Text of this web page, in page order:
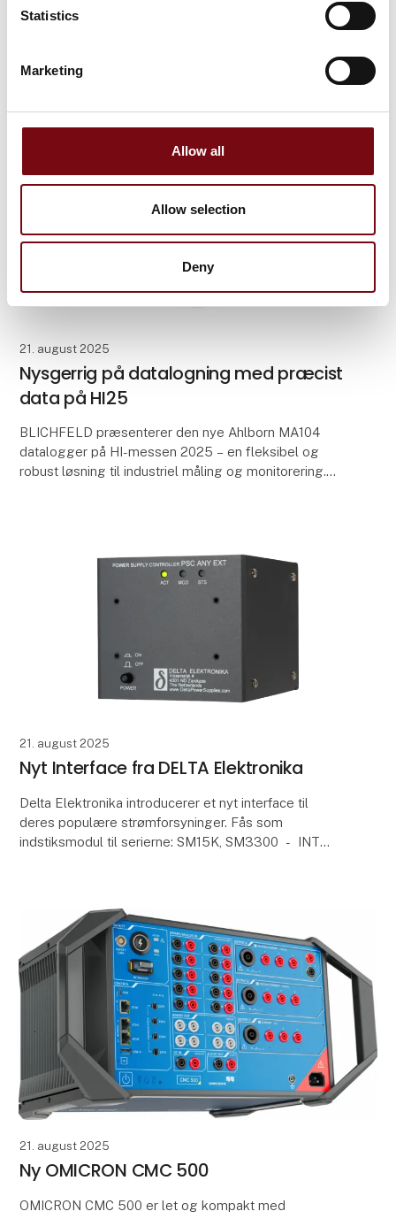
Statistics
Marketing
Allow all
Allow selection
Deny
El-biler og elektriske køretøjer i det hele taget, er for
elektriske køretøjer (EV), drivlin
21. august 2025
Nysgerrig på datalogning med præcist
data på HI25
‌BLICHFELD ‌præsenterer den nye Ahlborn MA104
datalogger på HI-messen 2025 – en fleksibel og
robust løsning til industriel måling og monitorering.
21. august 2025
Nyt Interface fra DELTA Elektronika
Delta Elektronika introducerer et nyt interface til
deres populære strømforsyninger. Fås som
indstiksmodul til serierne: SM15K, SM3300 - INT
21. august 2025
Ny OMICRON CMC 500
OMICRON CMC 500 er let og kompakt med